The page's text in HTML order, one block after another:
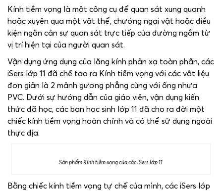
Kính tiềm vọng là một công cụ để quan sát xung quanh
hoặc xuyên qua một vật thể, chướng ngại vật hoặc điều
kiện ngăn cản sự quan sát trực tiếp của đường ngắm từ
vị trí hiện tại của người quan sát.
Vận dụng ứng dụng của lăng kính phản xạ toàn phần, các
iSers lớp 11 đã chế tạo ra Kính tiềm vọng với các vật liệu
đơn giản là 2 mảnh gương phẳng cùng với ống nhựa
PVC. Dưới sự hướng dẫn của giáo viên, vận dụng kiến
thức đã học, các bạn học sinh lớp 11 đã cho ra đời một
chiếc kính tiềm vọng hoàn chỉnh và có thể sử dụng ngoài
thực địa.
Sản phẩm Kính tiềm vọng của các iSers lớp 11
Bằng chiếc kính tiềm vọng tự chế của mình, các iSers lớp